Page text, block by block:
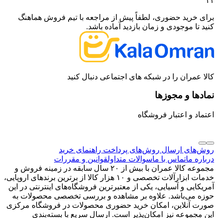
برای خرید حضوری، لطفاً پیش از مراجعه با تیم فروش هماهنگ
کنید تا موجودی و زمان بازدید آماده باشد.
کالا عمران را در شبکه های اجتماعی دنبال کنید
نمادها و مجوزها
اعتماد و اعتبار فروشگاه
روش‌های ارسال روش‌های پرداخت راهنمای خرید
درباره ماتماس با ماسوالات متداولقوانین و مقررات
مجموعه کالا عمران با بیش از ۲۰ سال سابقه در زمینه فروش و
خدمات ابزارآلات تخصصی و ۱۰ هزار کالا از برترین برندهای اروپایی،
آمریکایی و آسیایی، یکی از معتبرترین فروشگاه‌های اینترنتی در این
حوزه می‌باشد. علاوه بر مشاهده و بررسی تخصصی محصولات به
صورت آنلاین، امکان خرید حضوری محصولات در فروشگاه مرکزی
این مجموعه نیز امکان‌پذیر است. ارسال سریع با بسته‌بندی